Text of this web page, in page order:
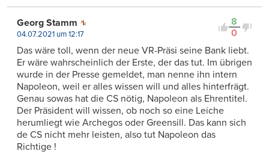
8
0
Georg Stamm
04.07.2021 um 12:17
Das wäre toll, wenn der neue VR-Präsi seine Bank liebt.
Er wäre wahrscheinlich der Erste, der das tut. Im übrigen
wurde in der Presse gemeldet, man nenne ihn intern
Napoleon, weil er alles wissen will und alles hinterfrägt.
Genau sowas hat die CS nötig, Napoleon als Ehrentitel.
Der Präsident will wissen, ob noch so eine Leiche
herumliegt wie Archegos oder Greensill. Das kann sich
de CS nicht mehr leisten, also tut Napoleon das
Richtige !